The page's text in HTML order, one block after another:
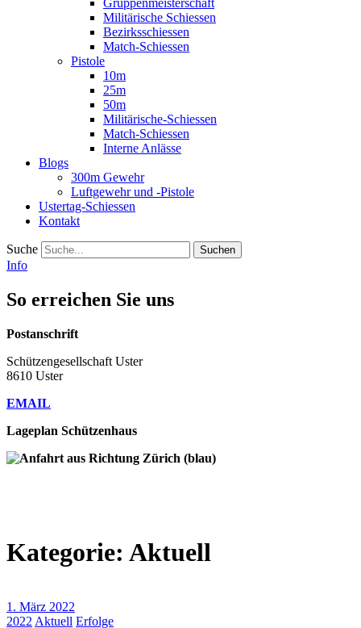
Gruppenmeisterschaft
Militärische Schiessen
Bezirksschiessen
Match-Schiessen
Pistole
10m
25m
50m
Militärische-Schiessen
Match-Schiessen
Interne Anlässe
Blogs
300m Gewehr
Luftgewehr und -Pistole
Ustertag-Schiessen
Kontakt
Suche
Info
So erreichen Sie uns
Postanschrift
Schützengesellschaft Uster
8610 Uster
EMAIL
Lageplan Schützenhaus
Kategorie: Aktuell
1. März 2022
2022 Aktuell Erfolge